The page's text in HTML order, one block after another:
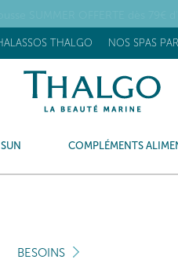
THALGO NOS SPAS
COMPLÉMENTS
BESOINS